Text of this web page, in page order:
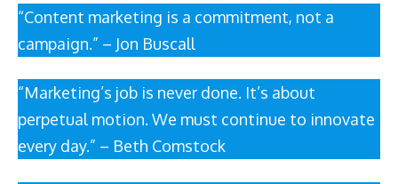
“Content marketing is a commitment, not a
campaign.” – Jon Buscall
“Marketing’s job is never done. It’s about
perpetual motion. We must continue to innovate
every day.” – Beth Comstock